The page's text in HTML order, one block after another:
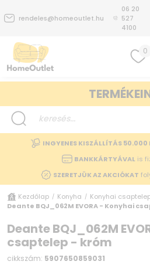
rendeles@homeoutlet.hu
06 20
527
4100
0
INGYENES KISZÁLLÍTÁS 50.000
BANKKÁRTYÁVALis
SZERETJÜK AZ AKCIÓKAT
Kezdőlap / Konyha / Konyhai
Deante BQJ_062M EVORA - Konyhai
Deante BQJ_062M
csaptelep - króm
cikkszám: 5907650859031